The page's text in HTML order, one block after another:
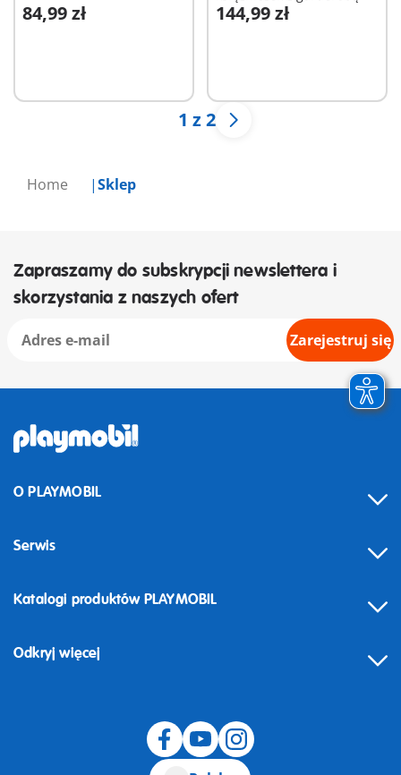
Home Sklep
84,99 zł
Dodaj do koszyka 144,99 zł
Dodaj do koszyka
1 z 2
Zapraszamy do subskrypcji newslettera i
skorzystania z naszych ofert
Zarejestruj się
O PLAYMOBIL
Serwis
Odstąpienie od umowy
Katalogi produktów PLAYMOBIL
Odkryj więcej